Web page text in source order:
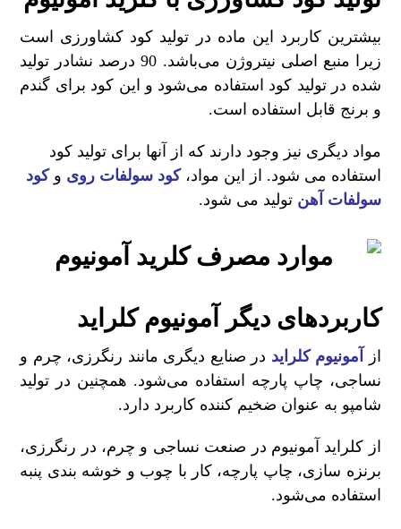
بیشترین کاربرد این ماده در تولید کود کشاورزی است
زیرا منبع اصلی نیتروژن می‌باشد. 90 درصد نشادر تولید
شده در تولید کود استفاده می‌شود و این کود برای گندم
و برنج قابل استفاده است.
مواد دیگری نیز وجود دارند که از آنها برای تولید کود
استفاده می شود. از این مواد،کود سولفات روی وکود
سولفات آهن تولید می شود.
کاربردهای دیگر آمونیوم کلراید
از آمونیوم کلراید در صنایع دیگری مانند رنگرزی، چرم و
نساجی، چاپ پارچه استفاده می‌شود. همچنین در تولید
شامپو به عنوان ضخیم کننده کاربرد دارد.
از کلراید آمونیوم در صنعت نساجی و چرم، در رنگرزی،
برنزه سازی، چاپ پارچه، کار با چوب و خوشه بندی پنبه
استفاده می‌شود.